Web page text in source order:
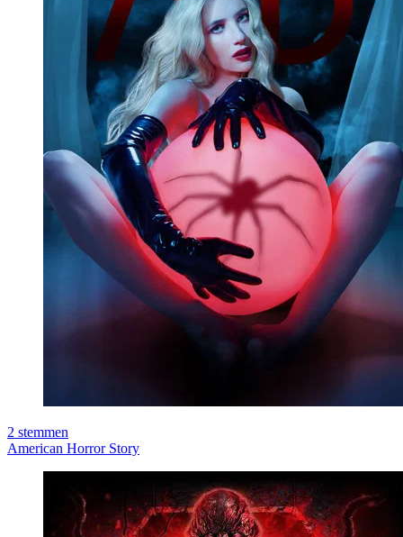
2 stemmen
American Horror Story